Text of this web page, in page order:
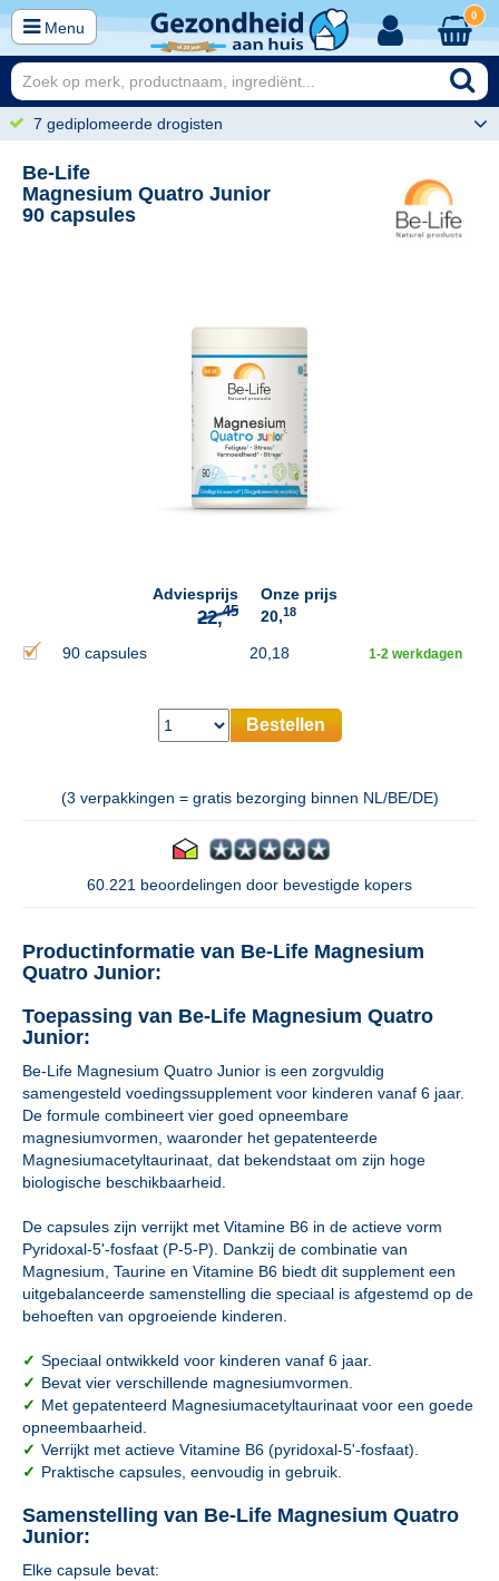
Menu
0
7 gediplomeerde drogisten
Be-Life
Magnesium Quatro Junior
90 capsules
Adviesprijs
22,45
Onze prijs
20,18
90 capsules 20,18 1-2 werkdagen
Bestellen
(3 verpakkingen = gratis bezorging binnen NL/BE/DE)
60.221 beoordelingen door bevestigde kopers
Productinformatie van Be-Life Magnesium
Quatro Junior:
Toepassing van Be-Life Magnesium Quatro
Junior:
Be-Life Magnesium Quatro Junior is een zorgvuldig
samengesteld voedingssupplement voor kinderen vanaf 6 jaar.
De formule combineert vier goed opneembare
magnesiumvormen, waaronder het gepatenteerde
Magnesiumacetyltaurinaat, dat bekendstaat om zijn hoge
biologische beschikbaarheid.
De capsules zijn verrijkt met Vitamine B6 in de actieve vorm
Pyridoxal-5'-fosfaat (P-5-P). Dankzij de combinatie van
Magnesium, Taurine en Vitamine B6 biedt dit supplement een
uitgebalanceerde samenstelling die speciaal is afgestemd op de
behoeften van opgroeiende kinderen.
✓ Speciaal ontwikkeld voor kinderen vanaf 6 jaar.
✓ Bevat vier verschillende magnesiumvormen.
✓ Met gepatenteerd Magnesiumacetyltaurinaat voor een goede
opneembaarheid.
✓ Verrijkt met actieve Vitamine B6 (pyridoxal-5'-fosfaat).
✓ Praktische capsules, eenvoudig in gebruik.
Samenstelling van Be-Life Magnesium Quatro
Junior:
Elke capsule bevat: